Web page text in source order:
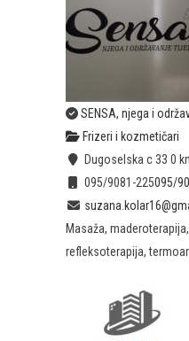
SENSA, njega i
Frizeri i kozmetičari
Dugoselska c 33 0
095/9081-225095/
Masaža,
refleksoterapija,